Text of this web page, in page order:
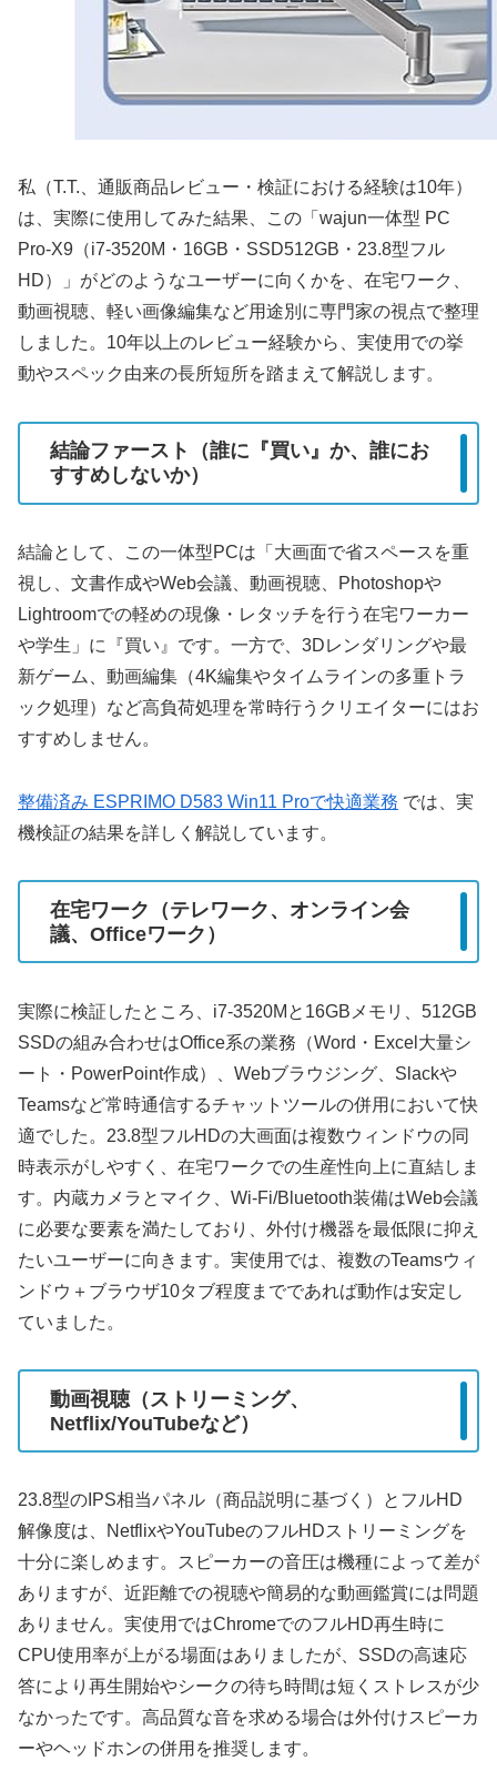
私（T.T.、通販商品レビュー・検証における経験は10年）
は、実際に使用してみた結果、この「wajun一体型 PC
Pro-X9（i7-3520M・16GB・SSD512GB・23.8型フル
HD）」がどのようなユーザーに向くかを、在宅ワーク、
動画視聴、軽い画像編集など用途別に専門家の視点で整理
しました。10年以上のレビュー経験から、実使用での挙
動やスペック由来の長所短所を踏まえて解説します。
結論ファースト（誰に『買い』か、誰にお
すすめしないか）
結論として、この一体型PCは「大画面で省スペースを重
視し、文書作成やWeb会議、動画視聴、Photoshopや
Lightroomでの軽めの現像・レタッチを行う在宅ワーカー
や学生」に『買い』です。一方で、3Dレンダリングや最
新ゲーム、動画編集（4K編集やタイムラインの多重トラ
ック処理）など高負荷処理を常時行うクリエイターにはお
すすめしません。
整備済み ESPRIMO D583 Win11 Proで快適業務 では、実
機検証の結果を詳しく解説しています。
在宅ワーク（テレワーク、オンライン会
議、Officeワーク）
実際に検証したところ、i7-3520Mと16GBメモリ、512GB
SSDの組み合わせはOffice系の業務（Word・Excel大量シ
ート・PowerPoint作成）、Webブラウジング、Slackや
Teamsなど常時通信するチャットツールの併用において快
適でした。23.8型フルHDの大画面は複数ウィンドウの同
時表示がしやすく、在宅ワークでの生産性向上に直結しま
す。内蔵カメラとマイク、Wi‑Fi/Bluetooth装備はWeb会議
に必要な要素を満たしており、外付け機器を最低限に抑え
たいユーザーに向きます。実使用では、複数のTeamsウィ
ンドウ＋ブラウザ10タブ程度までであれば動作は安定し
ていました。
動画視聴（ストリーミング、
Netflix/YouTubeなど）
23.8型のIPS相当パネル（商品説明に基づく）とフルHD
解像度は、NetflixやYouTubeのフルHDストリーミングを
十分に楽しめます。スピーカーの音圧は機種によって差が
ありますが、近距離での視聴や簡易的な動画鑑賞には問題
ありません。実使用ではChromeでのフルHD再生時に
CPU使用率が上がる場面はありましたが、SSDの高速応
答により再生開始やシークの待ち時間は短くストレスが少
なかったです。高品質な音を求める場合は外付けスピーカ
ーやヘッドホンの併用を推奨します。